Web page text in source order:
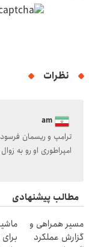
نظرات
am
ترامپ و ریسمان
امپراطوری او رو به
مطالب پیشنهادی
مسیر همراهی و
گزارش عملکرد